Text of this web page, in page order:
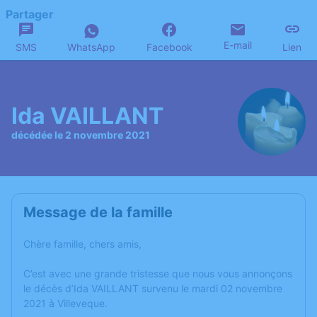
Partager
SMS WhatsApp Facebook E-mail Lien
Ida VAILLANT
décédée le 2 novembre 2021
Message de la famille
Chère famille, chers amis,
C’est avec une grande tristesse que nous vous annonçons
le décès d’Ida VAILLANT survenu le mardi 02 novembre
2021 à Villeveque.